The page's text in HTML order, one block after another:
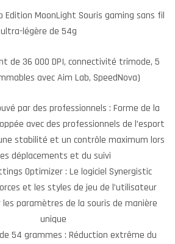
Edition MoonLight Souris gaming sans fil
ultra-légère de 54g
de 36 000 DPI, connectivité trimode, 5
avec Aim Lab, SpeedNova)
par des professionnels : Forme de la
avec des professionnels de l’esport
stabilité et un contrôle maximum lors
déplacements et du suivi
Optimizer : Le logiciel Synergistic
et les styles de jeu de l’utilisateur
paramètres de la souris de manière
unique
54 grammes : Réduction extrême du